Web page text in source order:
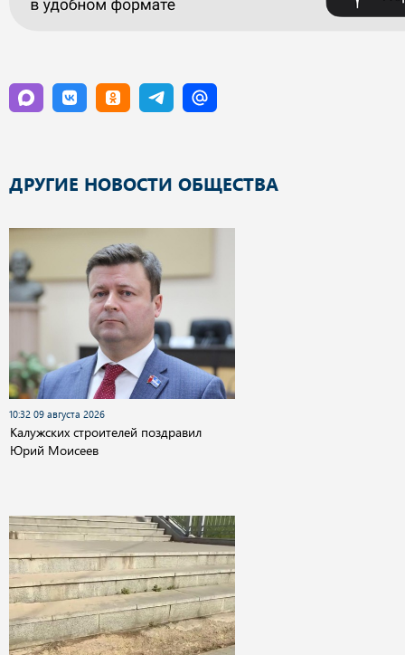
ДРУГИЕ НОВОСТИ ОБЩЕСТВА
10:32 09 августа 2026
Калужских строителей поздравил
Юрий Моисеев